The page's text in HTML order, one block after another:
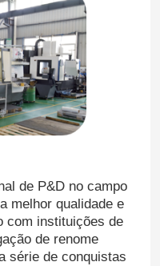
de P&D no campo
melhor qualidade e
com instituições de
de renome
série de conquistas